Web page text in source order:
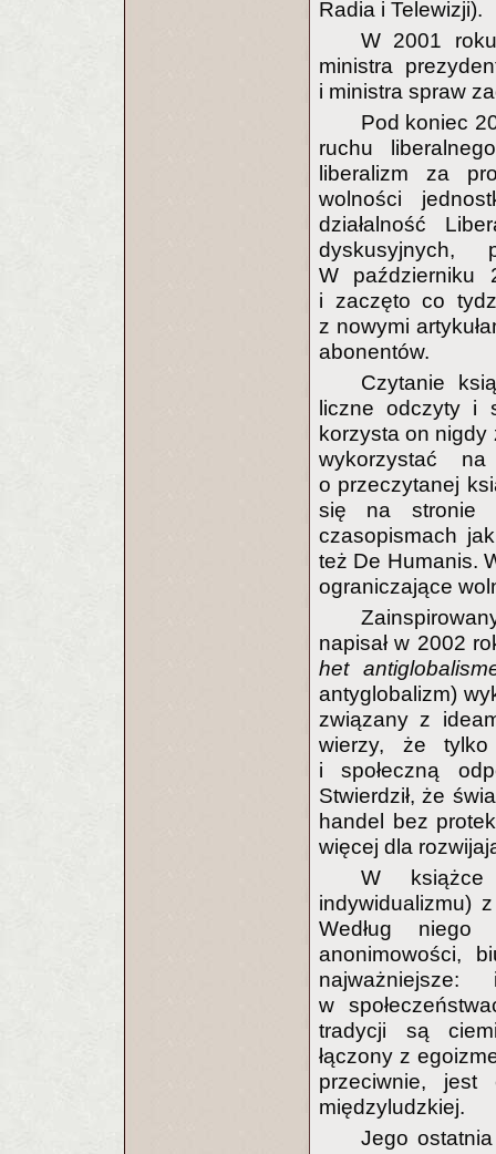
Radia i Telewizji).
W 2001
ministra
i ministra spraw
Pod koniec
ruchu
liberalizm za
wolności
działalność
W październiku
i zaczęto co
z nowymi
abonentów.
Czytanie
liczne odczyty i
korzysta on
wykorzystać
o przeczytanej
się na stronie
czasopismach
też De Humanis.
ograniczające
napisał w 2002
het
antyglobalizm)
związany z
wierzy, że
i społeczną
Stwierdził, że
handel bez
więcej dla
W
indywidualizmu)
Według niego
anonimowości,
w
tradycji są
łączony z
przeciwnie, jest
międzyludzkiej.
Jego